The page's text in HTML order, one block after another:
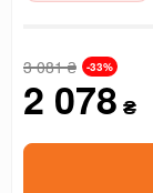
3 081₴ -33%
2 078 ₴